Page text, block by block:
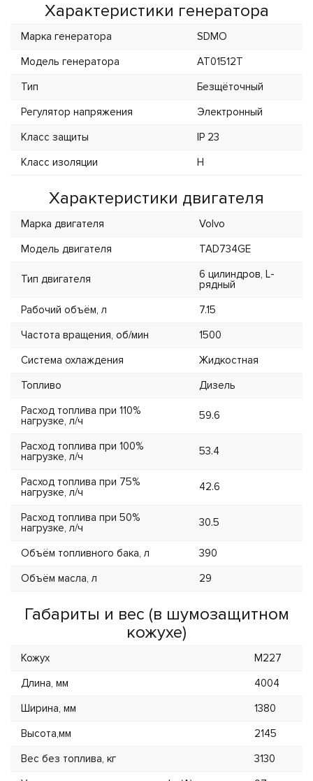
Характеристики генератора
Марка генератора
SDMO
Модель генератора
AT01512T
Тип
Безщёточный
Регулятор напряжения
Электронный
Класс защиты
IP 23
Класс изоляции
H
Характеристики двигателя
Марка двигателя
Volvo
Модель двигателя
TAD734GE
Тип двигателя
6 цилиндров, L-
рядный
Рабочий объём, л
7.15
Частота вращения, об/мин
1500
Система охлаждения
Жидкостная
Топливо
Дизель
Расход топлива при 110%
нагрузке, л/ч
59.6
Расход топлива при 100%
нагрузке, л/ч
53.4
Расход топлива при 75%
нагрузке, л/ч
42.6
Расход топлива при 50%
нагрузке, л/ч
30.5
Объём топливного бака, л
390
Объём масла, л
29
Габариты и вес (в шумозащитном
кожухе)
Кожух
M227
Длина, мм
4004
Ширина, мм
1380
Высота,мм
2145
Вес без топлива, кг
3130